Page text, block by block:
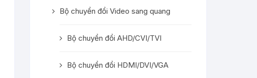
Bộ chuyển đổi Video sang quang
Bộ chuyển đổi AHD/CVI/TVI
Bộ chuyển đổi HDMI/DVI/VGA